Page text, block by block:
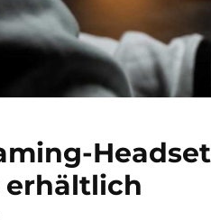
erhältlich